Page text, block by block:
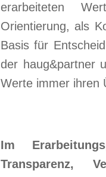
erarbeiteten
Orientierung, als
Basis für
der haug&partner
Werte immer ihren
Im
Transparenz,